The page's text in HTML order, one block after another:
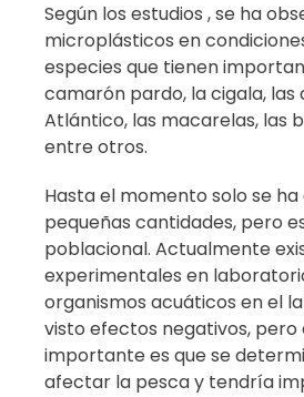
Según los estudios , se ha
microplásticos en
especies que tienen
camarón pardo, la cigala, las
Atlántico, las macarelas, las
entre otros.
Hasta el momento solo se
pequeñas cantidades, pero
poblacional. Actualmente
experimentales en
organismos acuáticos en el
visto efectos negativos, pero
importante es que se
afectar la pesca y tendría